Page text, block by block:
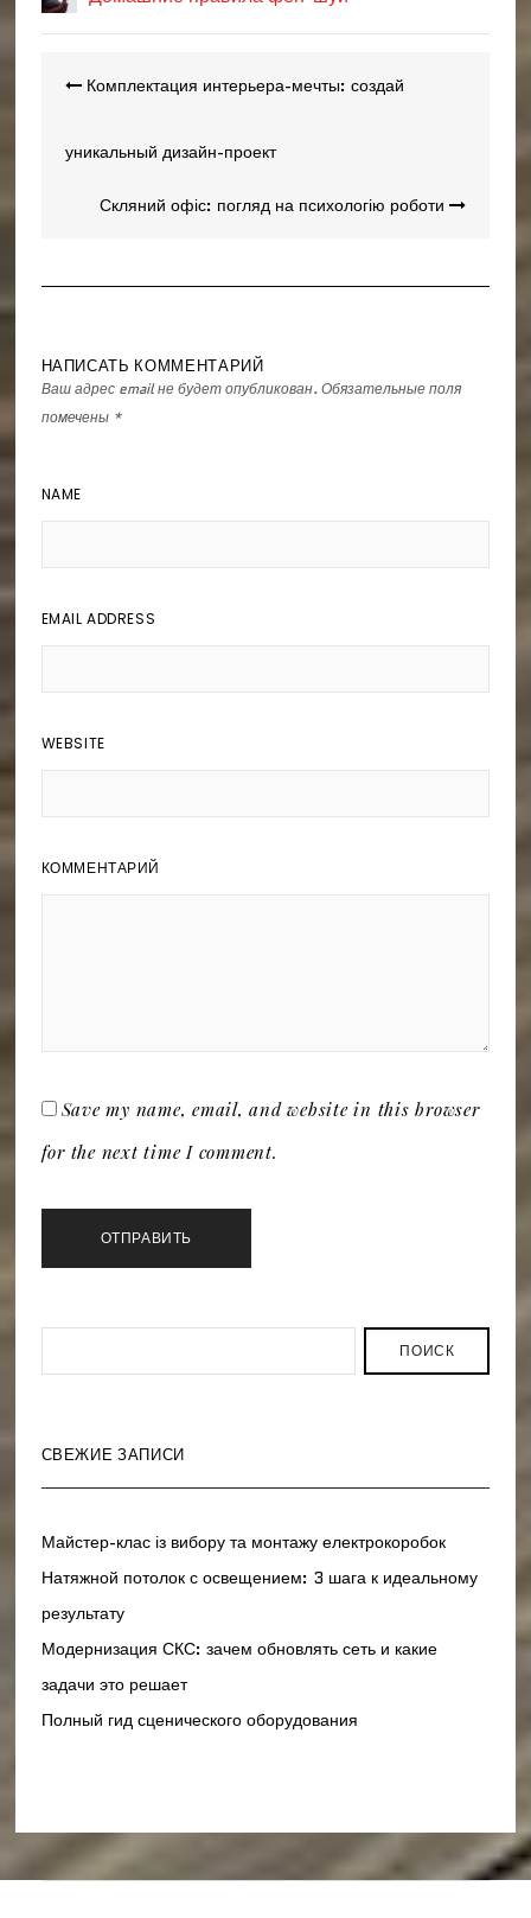
Навигация
записям
Комплектация интерьера-мечты: создай
уникальный дизайн-проект
Скляний офіс: погляд на психологію роботи
НАПИСАТЬ КОММЕНТАРИЙ
Ваш адрес email не будет опубликован. Обязательные поля
помечены *
NAME
EMAIL ADDRESS
WEBSITE
КОММЕНТАРИЙ
Save my name, email, and website in this browser
for the next time I comment.
ПОИСК
СВЕЖИЕ ЗАПИСИ
Майстер-клас із вибору та монтажу електрокоробок
Натяжной потолок с освещением: 3 шага к идеальному
результату
Модернизация СКС: зачем обновлять сеть и какие
задачи это решает
Полный гид сценического оборудования